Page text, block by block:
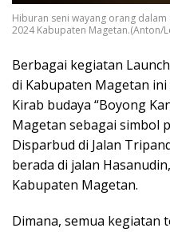
Hiburan seni wayang orang
2024 Kabupaten Magetan.(Anton/
Berbagai kegiatan
di Kabupaten Magetan
Kirab budaya “Boyong
Magetan sebagai simbol
Disparbud di Jalan
berada di jalan
Kabupaten Magetan.
Dimana, semua kegiatan